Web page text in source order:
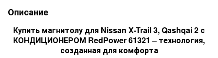
Описание
Купить магнитолу для Nissan X-Trail 3, Qashqai 2 с
КОНДИЦИОНЕРОМ RedPower 61321 – технология,
созданная для комфорта